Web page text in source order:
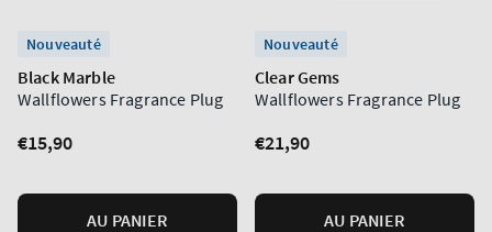
Nouveauté
Black Marble
Wallflowers Fragrance Plug
Prix
€15,90
AU PANIER
Nouveauté
Clear Gems
Wallflowers Fragrance Plug
Prix
€21,90
AU PANIER